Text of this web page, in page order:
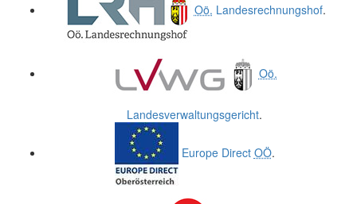
Oö. Landesrechnungshof.
Oö.
Landesverwaltungsgericht.
Europe Direct OÖ.